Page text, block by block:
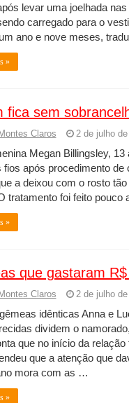
levar uma joelhada
carregado para o
ano e nove meses,
»
fica sem
Claros 2 de julho
Megan Billingsley,
fios após procedimento
a deixou com o rosto
tratamento foi feito
»
que gastaram
Claros 2 de julho
idênticas Anna e
dividem o
que no início da
que a atenção que
mora com as …
»